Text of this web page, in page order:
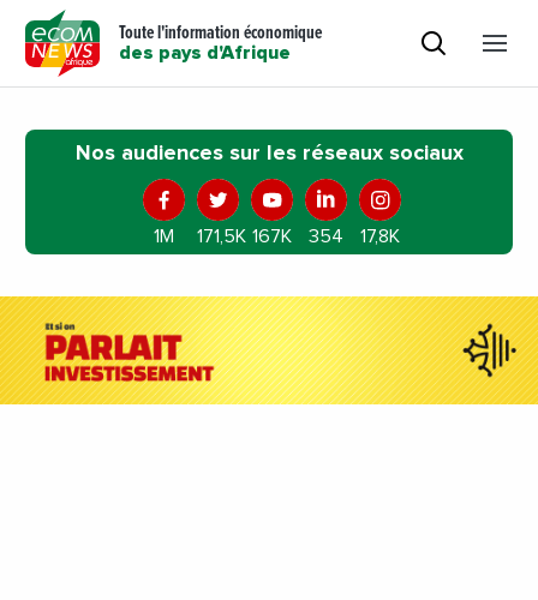
Toute l'information économique
des pays d'Afrique
Nos audiences sur les réseaux sociaux
1M 171,5K 167K 354 17,8K